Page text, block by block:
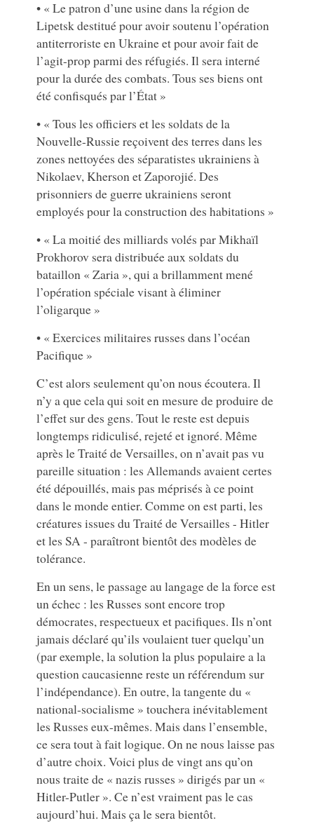
• « Le patron d’une usine dans la région de
Lipetsk destitué pour avoir soutenu l’opération
antiterroriste en Ukraine et pour avoir fait de
l’agit-prop parmi des réfugiés. Il sera interné
pour la durée des combats. Tous ses biens ont
été confisqués par l’État »
• « Tous les officiers et les soldats de la
Nouvelle-Russie reçoivent des terres dans les
zones nettoyées des séparatistes ukrainiens à
Nikolaev, Kherson et Zaporojié. Des
prisonniers de guerre ukrainiens seront
employés pour la construction des habitations »
• « La moitié des milliards volés par Mikhaïl
Prokhorov sera distribuée aux soldats du
bataillon « Zaria », qui a brillamment mené
l’opération spéciale visant à éliminer
l’oligarque »
• « Exercices militaires russes dans l’océan
Pacifique »
C’est alors seulement qu’on nous écoutera. Il
n’y a que cela qui soit en mesure de produire de
l’effet sur des gens. Tout le reste est depuis
longtemps ridiculisé, rejeté et ignoré. Même
après le Traité de Versailles, on n’avait pas vu
pareille situation : les Allemands avaient certes
été dépouillés, mais pas méprisés à ce point
dans le monde entier. Comme on est parti, les
créatures issues du Traité de Versailles - Hitler
et les SA - paraîtront bientôt des modèles de
tolérance.
En un sens, le passage au langage de la force est
un échec : les Russes sont encore trop
démocrates, respectueux et pacifiques. Ils n’ont
jamais déclaré qu’ils voulaient tuer quelqu’un
(par exemple, la solution la plus populaire a la
question caucasienne reste un référendum sur
l’indépendance). En outre, la tangente du «
national-socialisme » touchera inévitablement
les Russes eux-mêmes. Mais dans l’ensemble,
ce sera tout à fait logique. On ne nous laisse pas
d’autre choix. Voici plus de vingt ans qu’on
nous traite de « nazis russes » dirigés par un «
Hitler-Putler ». Ce n’est vraiment pas le cas
aujourd’hui. Mais ça le sera bientôt.